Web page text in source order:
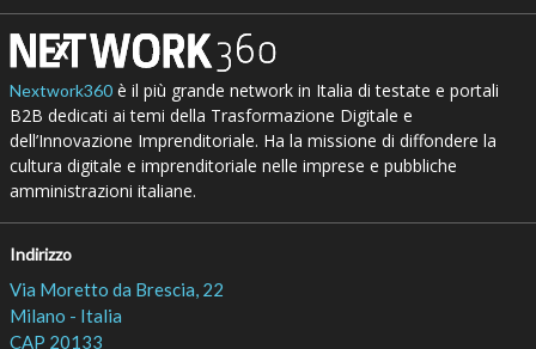
Nextwork360è il più grande network in Italia di testate e portali
B2B dedicati ai temi della Trasformazione Digitale e
dell’Innovazione Imprenditoriale. Ha la missione di diffondere la
cultura digitale e imprenditoriale nelle imprese e pubbliche
amministrazioni italiane.
Indirizzo
Via Moretto da Brescia, 22
Milano - Italia
CAP 20133